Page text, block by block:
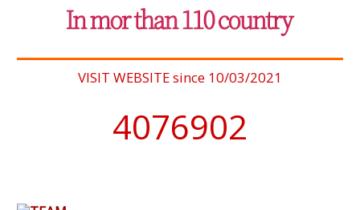
VISIT WEBSITE since 10/03/2021
4076902